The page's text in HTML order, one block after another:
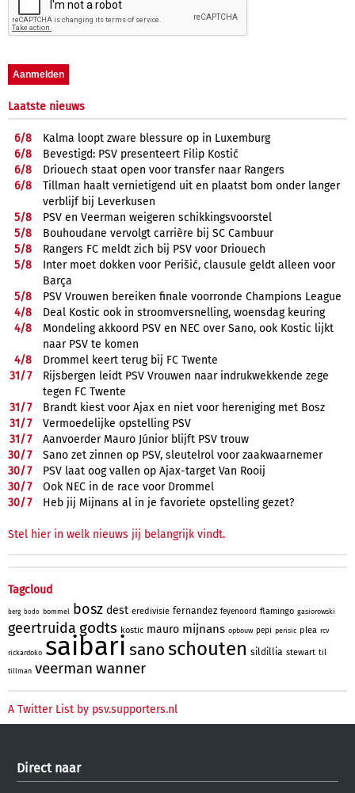
Laatste nieuws
6/8
Kalma loopt zware blessure op in Luxemburg
6/8
Bevestigd: PSV presenteert Filip Kostić
6/8
Driouech staat open voor transfer naar Rangers
6/8
Tillman haalt vernietigend uit en plaatst bom onder langer
verblijf bij Leverkusen
5/8
PSV en Veerman weigeren schikkingsvoorstel
5/8
Bouhoudane vervolgt carrière bij SC Cambuur
5/8
Rangers FC meldt zich bij PSV voor Driouech
5/8
Inter moet dokken voor Perišić, clausule geldt alleen voor
Barça
5/8
PSV Vrouwen bereiken finale voorronde Champions League
4/8
Deal Kostic ook in stroomversnelling, woensdag keuring
4/8
Mondeling akkoord PSV en NEC over Sano, ook Kostic lijkt
naar PSV te komen
4/8
Drommel keert terug bij FC Twente
31/7
Rijsbergen leidt PSV Vrouwen naar indrukwekkende zege
tegen FC Twente
31/7
Brandt kiest voor Ajax en niet voor hereniging met Bosz
31/7
Vermoedelijke opstelling PSV
31/7
Aanvoerder Mauro Júnior blijft PSV trouw
30/7
Sano zet zinnen op PSV, sleutelrol voor zaakwaarnemer
30/7
PSV laat oog vallen op Ajax-target Van Rooij
30/7
Ook NEC in de race voor Drommel
30/7 Heb jij Mijnans al in je favoriete opstelling gezet?
Stel hier in welk nieuws jij belangrijk vindt.
Tagcloud
berg bodo bommel bosz dest eredivisie fernandez feyenoord flamingo gasiorowski
geertruida godts kostic mauro mijnans opbouw pepi perisic plea rcv
rickardoko saibari sanoschouten sildillia stewart til
tillman veerman wanner
A Twitter List by psv.supporters.nl
Direct naar